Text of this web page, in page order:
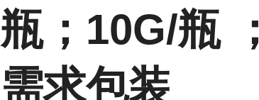
瓶；10G/瓶；
需求包装